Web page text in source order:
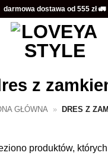
darmowa dostawa od 555 zł 🚛
z
GŁÓWNA » DRES Z
produktów,